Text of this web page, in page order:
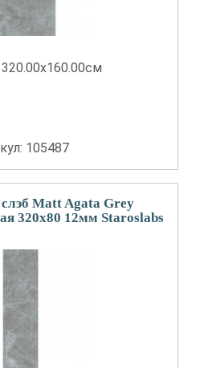
320.00x160.00см
105487
Matt Agata Grey
320x80 12мм Staroslabs